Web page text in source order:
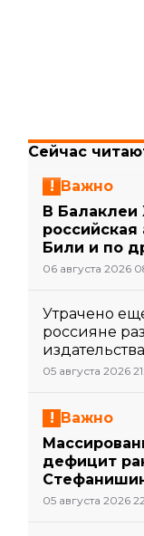
Сейчас
Важно
В Балаклеи
российская
Били и по
06 августа 2026
Утрачено
россияне
05 августа 2026
Важно
дефицит
05 августа 2026